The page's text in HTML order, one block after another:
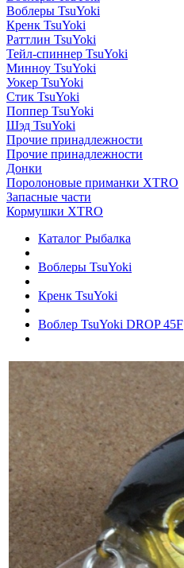
Воблеры TsuYoki
Кренк TsuYoki
Раттлин TsuYoki
Тейл-спиннер TsuYoki
Минноу TsuYoki
Уокер TsuYoki
Стик TsuYoki
Поппер TsuYoki
Шэд TsuYoki
Прочие принадлежности
Прочие принадлежности
Донки
Поролоновые приманки XTRO
Запасные части
Кормушки XTRO
Каталог Рыбалка
Воблеры TsuYoki
Кренк TsuYoki
Воблер TsuYoki DROP 45F